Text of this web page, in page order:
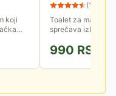
koji
(13
Toalet za mačke
sprečava
čišćenja posipa.
990 RSD